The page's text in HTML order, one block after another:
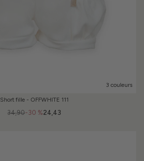
3 couleurs
Short fille - OFFWHITE 111
-30 %
34,90 24,43